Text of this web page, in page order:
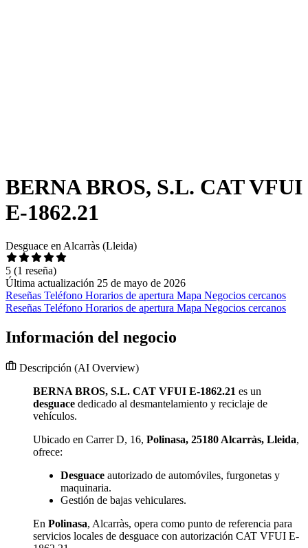
BERNA BROS, S.L. CAT VFUI
E-1862.21
Desguace en Alcarràs (Lleida)
5 (1 reseña)
Última actualización 25 de mayo de 2026
Reseñas Teléfono Horarios de apertura Mapa Negocios cercanos
Reseñas Teléfono Horarios de apertura Mapa Negocios cercanos
Información del negocio
Descripción (AI Overview)
BERNA BROS, S.L. CAT VFUI E-1862.21 es un
desguace dedicado al desmantelamiento y reciclaje de
vehículos.
Ubicado en Carrer D, 16, Polinasa, 25180 Alcarràs, Lleida,
ofrece:
Desguace autorizado de automóviles, furgonetas y
maquinaria.
Gestión de bajas vehiculares.
En Polinasa, Alcarràs, opera como punto de referencia para
servicios locales de desguace con autorización CAT VFUI E-